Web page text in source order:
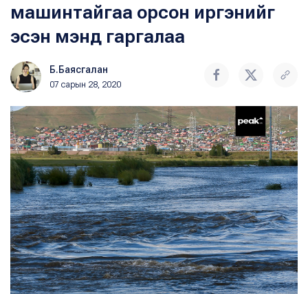
машинтайгаа орсон иргэнийг
эсэн мэнд гаргалаа
Б.Баясгалан
07 сарын 28, 2020